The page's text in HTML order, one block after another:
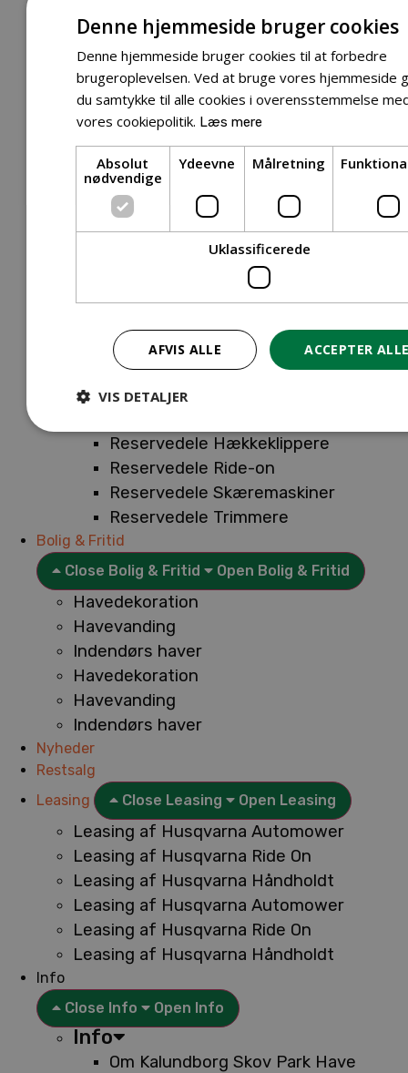
Tilbehør Buskryddere og Trimmere
Tilbehør Entreprenørudstyr
Tilbehør Havetraktor
Tilbehør Hækkeklippere
Tilbehør Motorsav
Tilbehør Kæder
Tilbehør Sværd
Tilbehør Rengøringsmaskiner
Tilbehør Robotplæneklipper
Tilbehør Walk Behind
Reservedele Løvblæsere
Reservedele Motorsave
Reservedele Plæneklippere
Reservedele Hækkeklippere
Reservedele Ride-on
Reservedele Skæremaskiner
Reservedele Trimmere
Bolig & Fritid
Close Bolig & Fritid
Open Bolig & Fritid
Havedekoration
Havevanding
Indendørs haver
Havedekoration
Havevanding
Indendørs haver
Nyheder
Restsalg
Leasing
Close Leasing Open Leasing
Leasing af Husqvarna Automower
Leasing af Husqvarna Ride On
Leasing af Husqvarna Håndholdt
Leasing af Husqvarna Automower
Leasing af Husqvarna Ride On
Leasing af Husqvarna Håndholdt
Info
Close Info
Open Info
Info
Om Kalundborg Skov Park Have
Denne hjemmeside bruger cookies
Denne hjemmeside bruger cookies til at forbedre
brugeroplevelsen. Ved at bruge vores hjemmeside
du samtykke til alle cookies i overensstemmelse
vores cookiepolitik. Læs mere
Absolut
nødvendige
Ydeevne Målretning
Uklassificerede
ACCEPTER
AFVIS ALLE
VIS DETALJER